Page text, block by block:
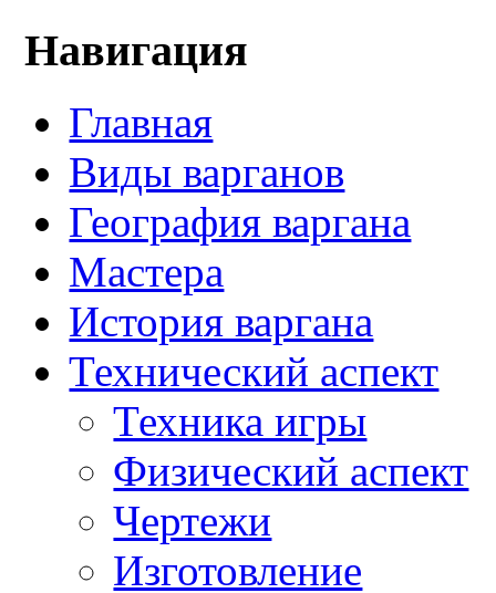
Навигация
Главная
Виды варганов
География варгана
Мастера
История варгана
Технический аспект
Техника игры
Физический аспект
Чертежи
Изготовление